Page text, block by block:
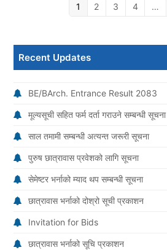
Page
1 Page
2 Page
3 Page
4 …
Recent Updates
BE/BArch. Entrance Result 2083
मूल्यसूची सहित फर्म दर्ता गराउने सम्बन्धी सूचना
साल तमामी सम्बन्धी अत्यन्त जरूरी सूचना
पुरुष छात्रावास प्रवेशको लागि सूचना
सेमेष्टर भर्नाको म्याद थप सम्बन्धी सूचना
छात्रावास भर्नाको दोश्रो सूची प्रकाशन
Invitation for Bids
छात्रावास भर्नाको सूचि प्रकाशन